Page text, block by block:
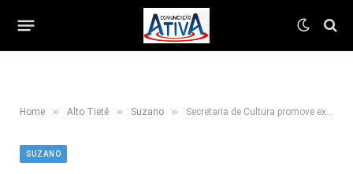
Home » Alto Tietê » Suzano » Secretaria de Cultura promove exposições itinerantes pelo projeto ‘Acervo Vivo’
SUZANO